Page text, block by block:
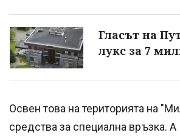
Гласът на
лукс за 7
Освен това на територията на
средства за специална връзка. А